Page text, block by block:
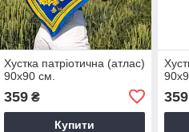
Хустка патріотична (атлас)
90х90 см.
359₴
Купити
359